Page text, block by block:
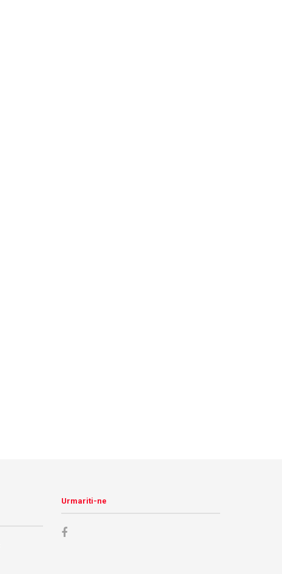
Urmariti-ne